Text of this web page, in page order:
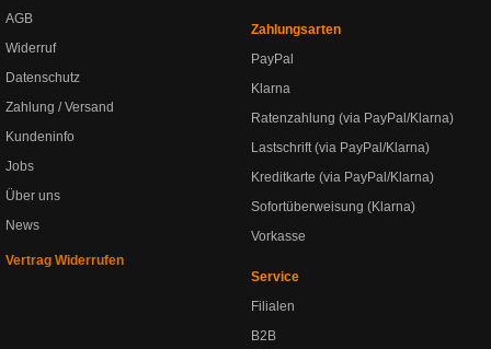
AGB
Widerruf
Datenschutz
Zahlung / Versand
Kundeninfo
Jobs
Über uns
News
Vertrag Widerrufen
Zahlungsarten
PayPal
Klarna
Ratenzahlung (via PayPal/Klarna)
Lastschrift (via PayPal/Klarna)
Kreditkarte (via PayPal/Klarna)
Sofortüberweisung (Klarna)
Vorkasse
Service
Filialen
B2B